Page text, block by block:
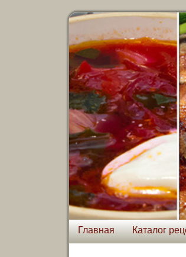
Главная Каталог